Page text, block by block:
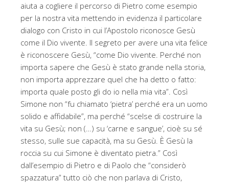
aiuta a cogliere il percorso di Pietro come esempio
per la nostra vita mettendo in evidenza il particolare
dialogo con Cristo in cui l’Apostolo riconosce Gesù
come il Dio vivente. Il segreto per avere una vita felice
è riconoscere Gesù, “come Dio vivente. Perché non
importa sapere che Gesù è stato grande nella storia,
non importa apprezzare quel che ha detto o fatto:
importa quale posto gli do io nella mia vita”. Così
Simone non “fu chiamato ‘pietra’ perché era un uomo
solido e affidabile”, ma perché “scelse di costruire la
vita su Gesù; non (…) su ‘carne e sangue’, cioè su sé
stesso, sulle sue capacità, ma su Gesù. È Gesù la
roccia su cui Simone è diventato pietra.” Così
dall’esempio di Pietro e di Paolo che “considerò
spazzatura” tutto ciò che non parlava di Cristo,